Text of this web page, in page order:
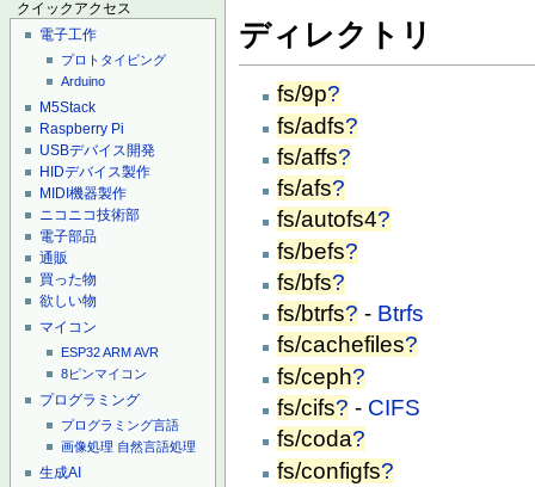
クイックアクセス
電子工作
プロトタイピング
Arduino
M5Stack
Raspberry Pi
USBデバイス開発
HIDデバイス製作
MIDI機器製作
ニコニコ技術部
電子部品
通販
買った物
欲しい物
マイコン
ESP32ARMAVR
8ピンマイコン
プログラミング
プログラミング言語
画像処理 自然言語処理
生成AI
ディレクトリ
fs/9p?
fs/adfs?
fs/affs?
fs/afs?
fs/autofs4?
fs/befs?
fs/bfs?
fs/btrfs? - Btrfs
fs/cachefiles?
fs/ceph?
fs/cifs? - CIFS
fs/coda?
fs/configfs?